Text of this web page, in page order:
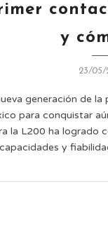
y
23/05/
generación de la
para conquistar
la L200 ha logrado
y